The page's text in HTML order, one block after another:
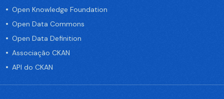
Open Knowledge Foundation
Open Data Commons
Open Data Definition
Associação CKAN
API do CKAN